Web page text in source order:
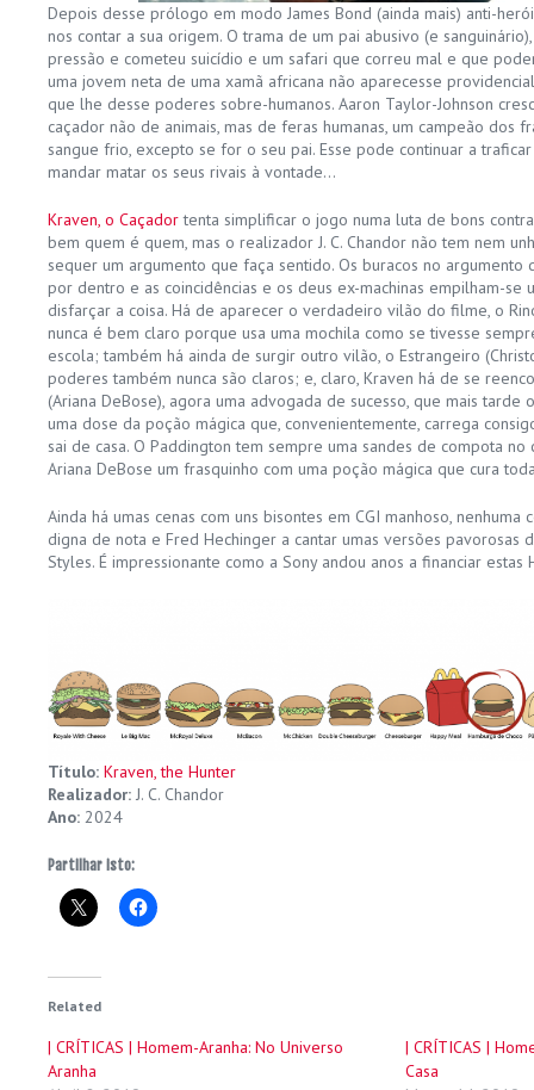
Depois desse prólogo em modo James Bond (ainda mais) anti-
nos contar a sua origem. O trama de um pai abusivo (e
pressão e cometeu suicídio e um safari que correu mal e que
uma jovem neta de uma xamã africana não aparecesse
que lhe desse poderes sobre-humanos. Aaron Taylor-Johnson
caçador não de animais, mas de feras humanas, um campeão dos
sangue frio, excepto se for o seu pai. Esse pode continuar a
mandar matar os seus rivais à vontade…
Kraven, o Caçadortenta simplificar o jogo numa luta de bons
bem quem é quem, mas o realizador J. C. Chandor não tem nem
sequer um argumento que faça sentido. Os buracos no argumento
por dentro e as coincidências e os deus ex-machinas empilham-se
disfarçar a coisa. Há de aparecer o verdadeiro vilão do filme, o
nunca é bem claro porque usa uma mochila como se tivesse
escola; também há ainda de surgir outro vilão, o Estrangeiro
poderes também nunca são claros; e, claro, Kraven há de se
(Ariana DeBose), agora uma advogada de sucesso, que mais tarde
uma dose da poção mágica que, convenientemente, carrega
sai de casa. O Paddington tem sempre uma sandes de compota
Ariana DeBose um frasquinho com uma poção mágica que cura
Ainda há umas cenas com uns bisontes em CGI manhoso,
digna de nota e Fred Hechinger a cantar umas versões pavorosas
Styles. É impressionante como a Sony andou anos a financiar estas
Título: Kraven, the Hunter
Realizador: J. C. Chandor
Ano: 2024
Partilhar isto:
Related
| CRÍTICAS | Homem-Aranha: No Universo
Aranha
| CRÍTICAS |
Casa